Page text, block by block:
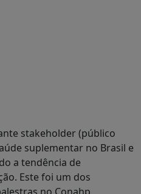
stakeholder (público
suplementar no Brasil e
a tendência de
Este foi um dos